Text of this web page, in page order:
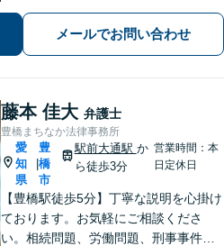
誠心誠意取り組みます。少しでもお悩
みがあれば、お気軽にご相談くださ
い。
メールでお問い合わせ
藤本 佳大 弁護士
豊橋まちなか法律事務所
愛
知
県
|
豊
橋
市
駅前大通駅 か
ら徒歩3分
営業時間：本
日定休日
【豊橋駅徒歩5分】丁寧な説明を心掛け
ております。お気軽にご相談くださ
い。相続問題、労働問題、刑事事件そ